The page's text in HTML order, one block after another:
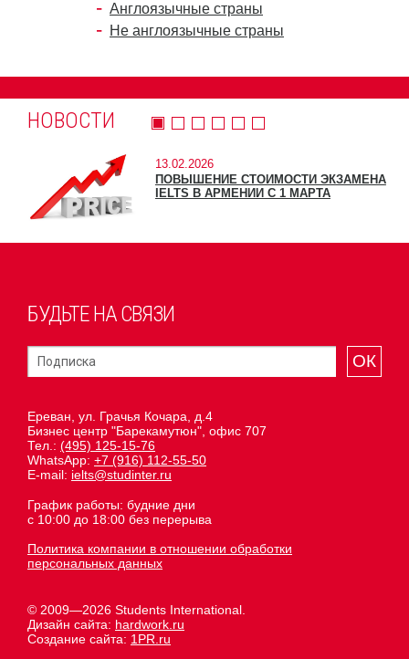
Англоязычные страны
Не англоязычные страны
НОВОСТИ
13.02.2026
ПОВЫШЕНИЕ СТОИМОСТИ ЭКЗАМЕНА
IELTS В АРМЕНИИ С 1 МАРТА
БУДЬТЕ НА СВЯЗИ
ОК
Ереван, ул. Грачья Кочара, д.4
Бизнес центр "Барекамутюн", офис 707
Тел.: (495) 125-15-76
WhatsApp: +7 (916) 112-55-50
E-mail: ielts@studinter.ru
График работы: будние дни
с 10:00 до 18:00 без перерыва
Политика компании в отношении обработки
персональных данных
© 2009—2026 Students International.
Дизайн сайта: hardwork.ru
Создание сайта: 1PR.ru